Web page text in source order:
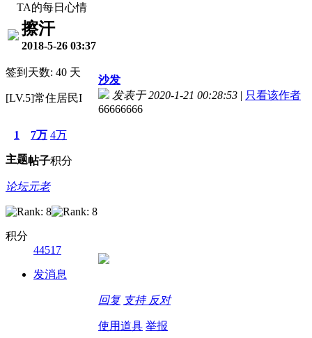
TA的每日心情
擦汗
2018-5-26 03:37
签到天数: 40 天
[LV.5]常住居民I
1
主题
7万
帖子
4万
积分
论坛元老
积分
44517
发消息
沙发
发表于 2020-1-21 00:28:53 | 只看该作者
66666666
回复 支持 反对
使用道具 举报